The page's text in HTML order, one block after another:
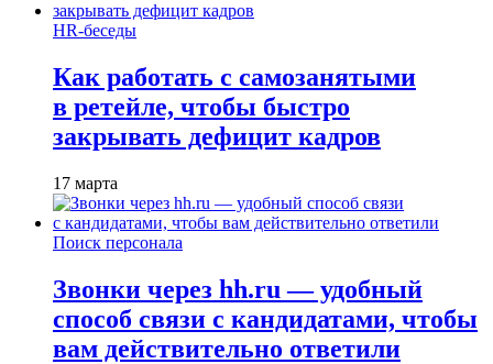
HR-беседы
Как работать с самозанятыми
в ретейле, чтобы быстро
закрывать дефицит кадров
17 марта
Поиск персонала
Звонки через hh.ru — удобный
способ связи с кандидатами, чтобы
вам действительно ответили